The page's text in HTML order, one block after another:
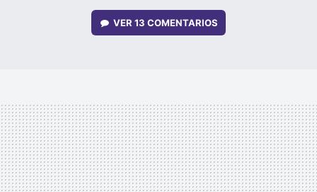
VER 13 COMENTARIOS